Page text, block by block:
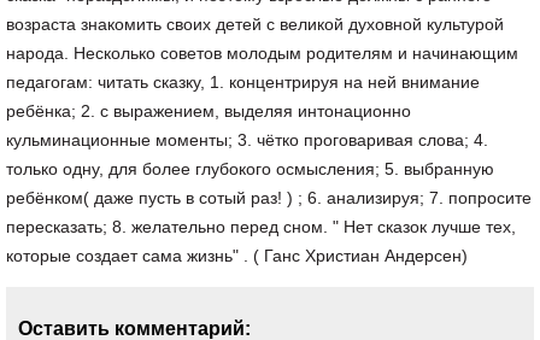
Оставить комментарий: